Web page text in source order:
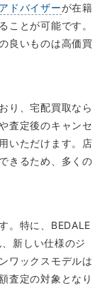
ドバイザーが在籍
ことが可能です。
良いものは高価買
り、宅配買取なら
査定後のキャンセ
いただけます。店
きるため、多くの
。特に、BEDALE
新しい仕様のジ
ワックスモデルは
査定の対象となり